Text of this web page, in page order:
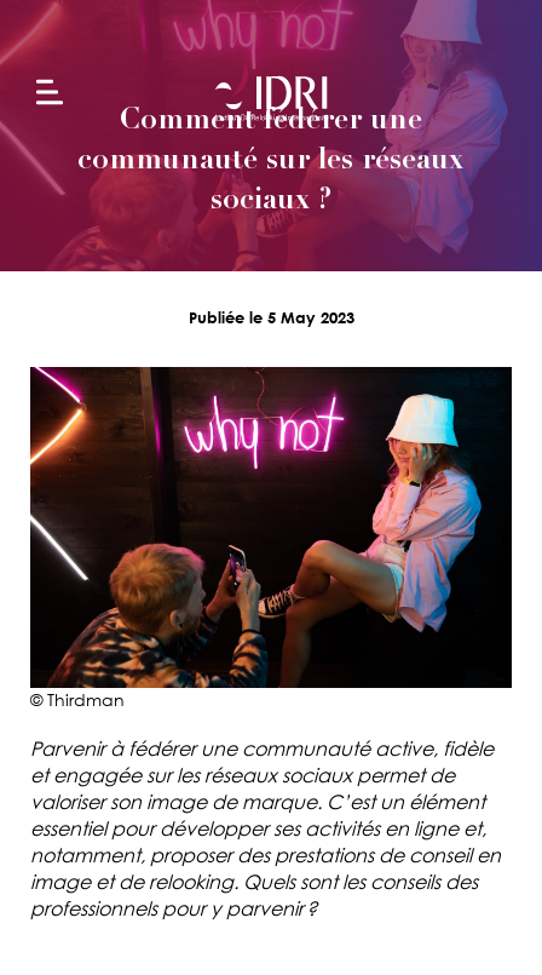
L'école
Formations
en
Formations
continues
Projets
Alternance
entreprises
Admissions
Informations
pratiques
Comment fédérer une
communauté sur les réseaux
sociaux ?
Publiée le 5 May 2023
© Thirdman
Parvenir à fédérer une communauté active, fidèle
et engagée sur les réseaux sociaux permet de
valoriser son image de marque. C’est un élément
essentiel pour développer ses activités en ligne et,
notamment, proposer des prestations de conseil en
image et de relooking. Quels sont les conseils des
professionnels pour y parvenir ?